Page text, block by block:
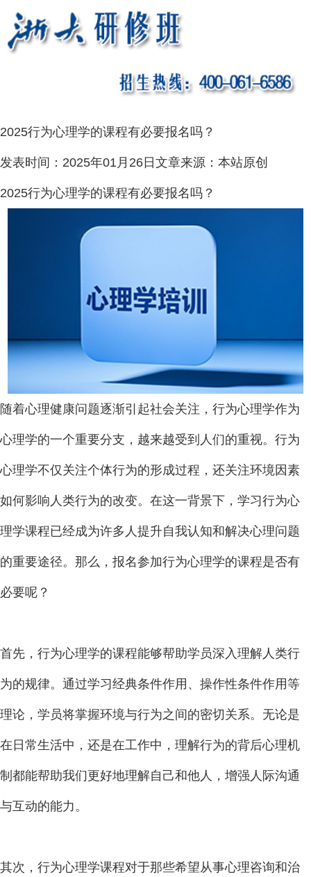
2025行为心理学的课程有必要报名吗？
发表时间： 2025年01月26日 文章来源： 本站原创
2025行为心理学的课程有必要报名吗？
随着心理健康问题逐渐引起社会关注，行为心理学作为
心理学的一个重要分支，越来越受到人们的重视。行为
心理学不仅关注个体行为的形成过程，还关注环境因素
如何影响人类行为的改变。在这一背景下，学习行为心
理学课程已经成为许多人提升自我认知和解决心理问题
的重要途径。那么，报名参加行为心理学的课程是否有
必要呢？
首先，行为心理学的课程能够帮助学员深入理解人类行
为的规律。通过学习经典条件作用、操作性条件作用等
理论，学员将掌握环境与行为之间的密切关系。无论是
在日常生活中，还是在工作中，理解行为的背后心理机
制都能帮助我们更好地理解自己和他人，增强人际沟通
与互动的能力。
其次，行为心理学课程对于那些希望从事心理咨询和治